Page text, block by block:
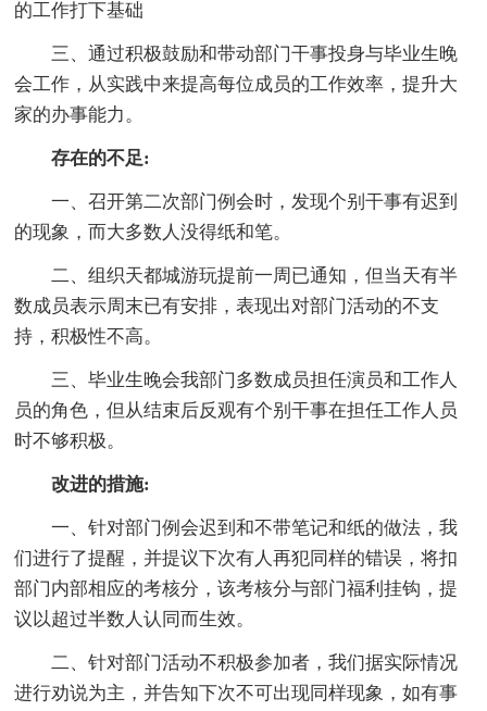
的工作打下基础
三、通过积极鼓励和带动部门干事投身与毕业生晚
会工作，从实践中来提高每位成员的工作效率，提升大
家的办事能力。
存在的不足:
一、召开第二次部门例会时，发现个别干事有迟到
的现象，而大多数人没得纸和笔。
二、组织天都城游玩提前一周已通知，但当天有半
数成员表示周末已有安排，表现出对部门活动的不支
持，积极性不高。
三、毕业生晚会我部门多数成员担任演员和工作人
员的角色，但从结束后反观有个别干事在担任工作人员
时不够积极。
改进的措施:
一、针对部门例会迟到和不带笔记和纸的做法，我
们进行了提醒，并提议下次有人再犯同样的错误，将扣
部门内部相应的考核分，该考核分与部门福利挂钩，提
议以超过半数人认同而生效。
二、针对部门活动不积极参加者，我们据实际情况
进行劝说为主，并告知下次不可出现同样现象，如有事